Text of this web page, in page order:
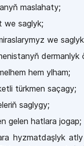
maslahaty;
we saglyk;
we
dermanlyk
hem ylham;
türkmen saçagy;
saglygy;
gelen hatlara jogap;
hyzmatdaşlyk